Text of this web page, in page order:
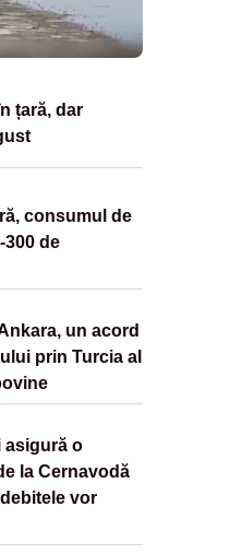
țară, dar
consumul de
300 de
un acord
prin Turcia al
asigură o
la Cernavodă
vor